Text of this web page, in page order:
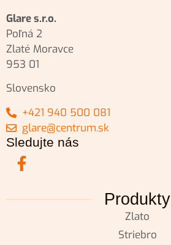
Glare s.r.o.
Poľná 2
Zlaté Moravce
953 01
Slovensko
+421 940 500 081
glare@centrum.sk
Sledujte nás
Produkty
Zlato
Striebro